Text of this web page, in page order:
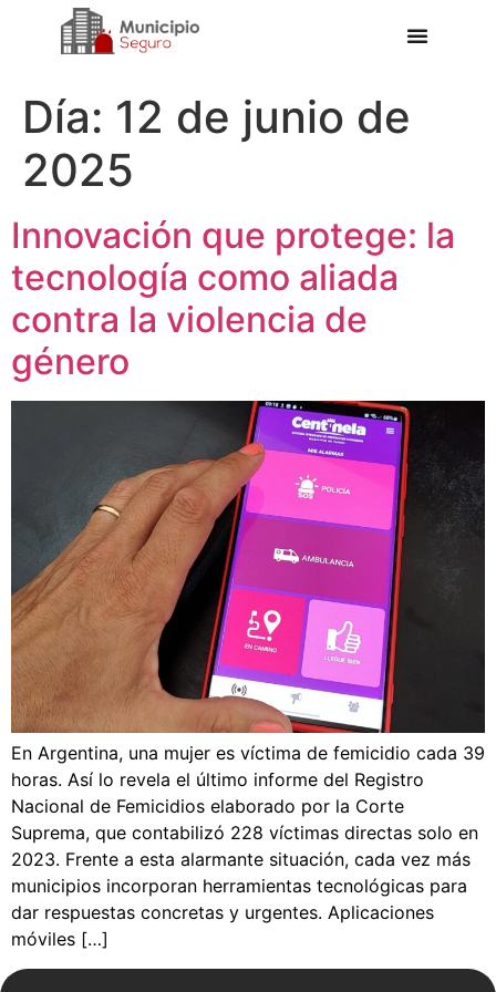
Día: 12 de junio de
2025
Innovación que protege: la
tecnología como aliada
contra la violencia de
género
En Argentina, una mujer es víctima de femicidio cada 39
horas. Así lo revela el último informe del Registro
Nacional de Femicidios elaborado por la Corte
Suprema, que contabilizó 228 víctimas directas solo en
2023. Frente a esta alarmante situación, cada vez más
municipios incorporan herramientas tecnológicas para
dar respuestas concretas y urgentes. Aplicaciones
móviles […]